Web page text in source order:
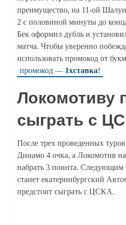
преимущество, на 11-ой
2 с половиной минуты до
Бек оформил дубль и
матча. Чтобы уверенно
использовать промокод от
промокод — 1хставка!
Локомотиву
сыграть с
После трех проведенных
Динамо 4 очка, а Локомотив на
набрать 3 поинта. Следующим
станет екатеринбургский
предстоит сыграть с ЦСКА.